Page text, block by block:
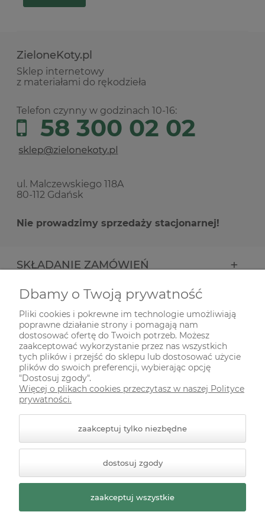
ZieloneKoty.pl
Sklep internetowy
z materiałami do rękodzieła
Telefon czynny w godzinach 10-16:
58 300 02 02
ul. Malczewskiego 118A
80-112 Gdańsk
Nie prowadzimy sprzedaży stacjonarnej!
SKŁADANIE ZAMÓWIEŃ
INFORMACJE
ODWIEDŹ NAS NA
Styl graficzny ShopGadget.pl
Sklep internetowy Shoper
Premium
Dbamy o Twoją prywatność
Pliki cookies i pokrewne im technologie umożliwiają
poprawne działanie strony i pomagają nam
dostosować ofertę do Twoich potrzeb. Możesz
zaakceptować wykorzystanie przez nas wszystkich
tych plików i przejść do sklepu lub dostosować użycie
plików do swoich preferencji, wybierając opcję
"Dostosuj zgody".
Więcej o plikach cookies przeczytasz w naszej Polityce
prywatności.
zaakceptuj tylko niezbędne
dostosuj zgody
zaakceptuj wszystkie